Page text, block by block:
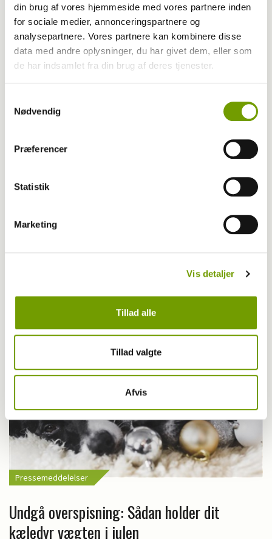
din brug af vores hjemmeside med vores partnere inden
for sociale medier, annonceringspartnere og
analysepartnere. Vores partnere kan kombinere disse
data med andre oplysninger, du har givet dem, eller som
de har indsamlet fra din brug af deres tjenester.
Nødvendig
Præferencer
Statistik
Marketing
Vis detaljer
Tillad alle
Tillad valgte
Afvis
Dyrlæge advarer mod delinger af
”underholdende” hunde- og kattevideoer
Aktuelt
Dyrlæge: Ny forordning betyder, at vi bryder
Pressemeddelelser
Undgå overspisning: Sådan holder dit
kæledyr vægten i julen